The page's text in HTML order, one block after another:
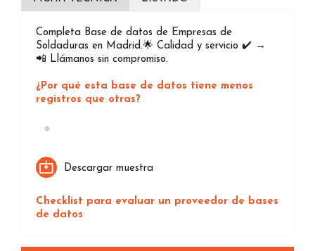
Completa Base de datos de Empresas de
Soldaduras en Madrid.🌟 Calidad y servicio ✔️ →
📲 Llámanos sin compromiso.
¿Por qué esta base de datos tiene menos
registros que otras?
Loading...
Descargar muestra
Checklist para evaluar un proveedor de bases
de datos